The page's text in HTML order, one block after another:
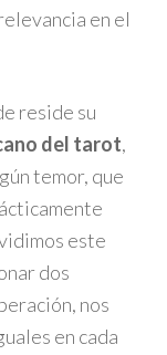
en el
reside su
del tarot,
temor, que
este
dos
nos
en cada